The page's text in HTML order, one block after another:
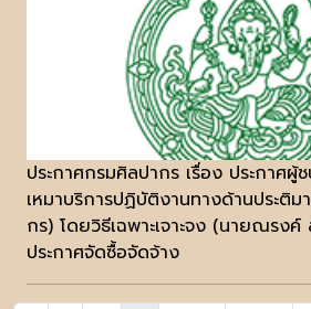
ประกาศกรมศิลปากร เรื่อง ประกาศผู้
เหมาบริการปฏิบัติงานทางด้านประติม
กร) โดยวิธีเฉพาะเจาะจง (นายณรง
ประกาศจัดซื้อจัดจ้าง